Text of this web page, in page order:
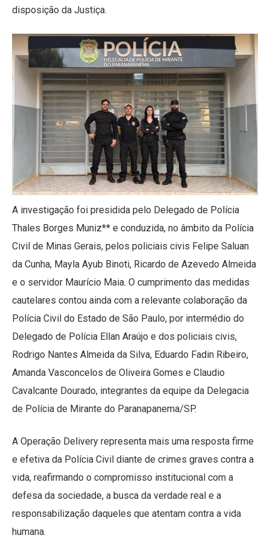
disposição da Justiça.
A investigação foi presidida pelo Delegado de Polícia
Thales Borges Muniz** e conduzida, no âmbito da Polícia
Civil de Minas Gerais, pelos policiais civis Felipe Saluan
da Cunha, Mayla Ayub Binoti, Ricardo de Azevedo Almeida
e o servidor Maurício Maia. O cumprimento das medidas
cautelares contou ainda com a relevante colaboração da
Polícia Civil do Estado de São Paulo, por intermédio do
Delegado de Polícia Ellan Araújo e dos policiais civis,
Rodrigo Nantes Almeida da Silva, Eduardo Fadin Ribeiro,
Amanda Vasconcelos de Oliveira Gomes e Claudio
Cavalcante Dourado, integrantes da equipe da Delegacia
de Polícia de Mirante do Paranapanema/SP.
A Operação Delivery representa mais uma resposta firme
e efetiva da Polícia Civil diante de crimes graves contra a
vida, reafirmando o compromisso institucional com a
defesa da sociedade, a busca da verdade real e a
responsabilização daqueles que atentam contra a vida
humana.